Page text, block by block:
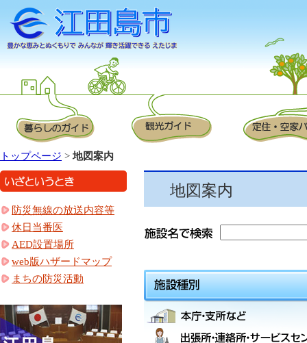
トップページ > 地図案内
地図案内
防災無線の放送内容等
休日当番医
AED設置場所
web版ハザードマップ
まちの防災活動